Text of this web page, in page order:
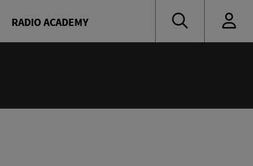
RADIO ACADEMY